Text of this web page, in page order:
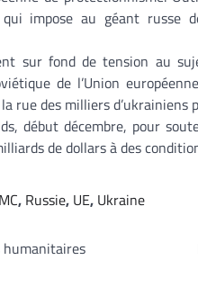
impose au géant russe
sur fond de tension au
de l’Union
rue des milliers d’ukrainiens
début décembre, pour
de dollars à des
, Russie, UE, Ukraine
humanitaires